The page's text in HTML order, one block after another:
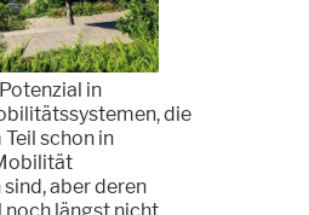
in
die
schon in
aber deren